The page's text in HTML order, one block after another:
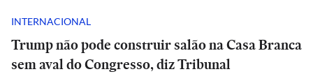
INTERNACIONAL
Trump não pode construir salão na Casa Branca
sem aval do Congresso, diz Tribunal